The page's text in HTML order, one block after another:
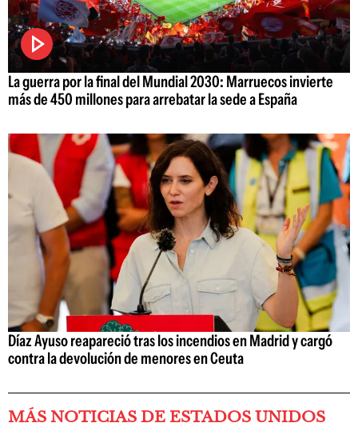
La guerra por la final del Mundial 2030: Marruecos invierte
más de 450 millones para arrebatar la sede a España
Díaz Ayuso reapareció tras los incendios en Madrid y cargó
contra la devolución de menores en Ceuta
MÁS NOTICIAS DE ESTADOS UNIDOS